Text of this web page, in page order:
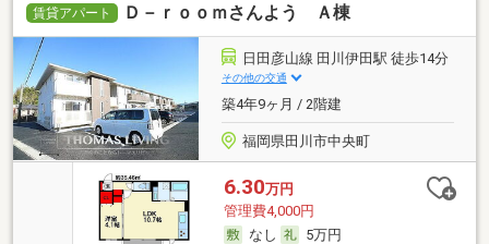
賃貸アパート Ｄ－ｒｏｏｍさんよう Ａ棟
日田彦山線 田川伊田駅 徒歩14分
その他の交通
築4年9ヶ月 / 2階建
福岡県田川市中央町
6.30万円
管理費4,000円
なし
5万円